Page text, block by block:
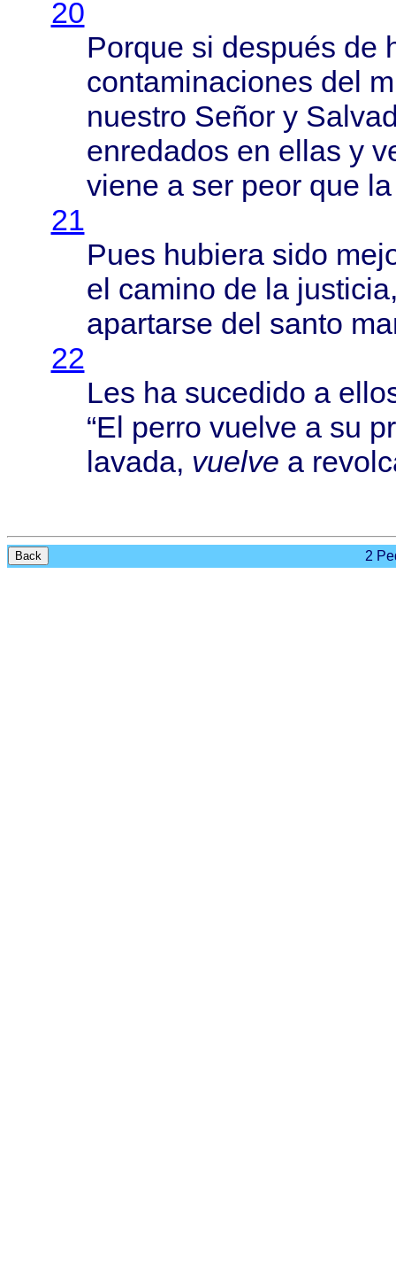
20
Porque si después de
contaminaciones del
nuestro Señory
enredados en ellas y
viene a ser peorque
21
Pues hubiera sido
el camino de la justicia
apartarse del santo
22
Les ha sucedido a
“El perro vuelve a su
lavada, vuelve a
Back 2